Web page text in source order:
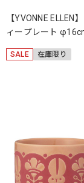
【YVONNE ELLEN
ィープレート
SALE 在庫限り